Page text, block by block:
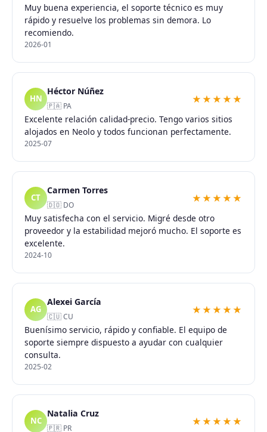
Muy buena experiencia, el soporte técnico es muy
rápido y resuelve los problemas sin demora. Lo
recomiendo.
2026-01
HN
Héctor Núñez
🇵🇦 PA
★★★★★
Excelente relación calidad-precio. Tengo varios sitios
alojados en Neolo y todos funcionan perfectamente.
2025-07
CT
Carmen Torres
🇩🇴 DO
★★★★★
Muy satisfecha con el servicio. Migré desde otro
proveedor y la estabilidad mejoró mucho. El soporte es
excelente.
2024-10
AG
Alexei García
🇨🇺 CU
★★★★★
Buenísimo servicio, rápido y confiable. El equipo de
soporte siempre dispuesto a ayudar con cualquier
consulta.
2025-02
NC
Natalia Cruz
🇵🇷 PR
★★★★★